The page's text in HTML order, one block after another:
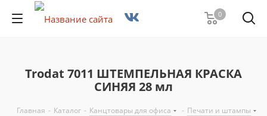
0
Trodat 7011 ШТЕМПЕЛЬНАЯ КРАСКА
СИНЯЯ 28 мл
Главная - Каталог - Канцтовары для офиса - Печати и штампы